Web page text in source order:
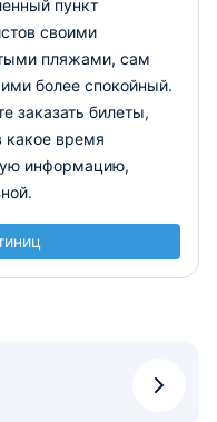
пункт
своими
пляжами, сам
более спокойный.
заказать билеты,
какое время
информацию,